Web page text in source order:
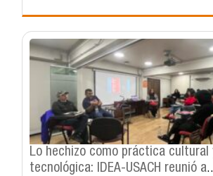
Lo hechizo como práctica cultural
tecnológica: IDEA-USACH reunió a